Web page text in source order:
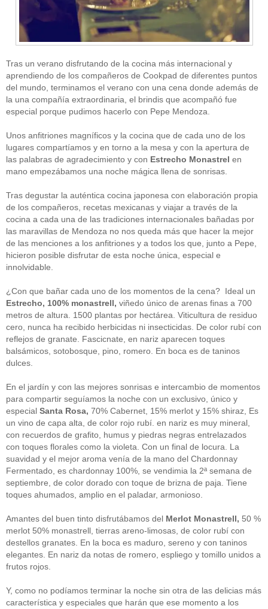
CATEGORÍAS
Alimentos(44)
America(8)
Carnes(3)
cataluña(1)
Cocina(38)
consejos(3)
El Celler de Can Roca(1)
Empresas(12)
ferran adria(10)
formación(1)
Gastronomía
Guipuzcoa
(2)
(1)
Joan Roca(2)
libros (2)
Madrid(4)
mejores-productos (3)
México(1)
Murcia
quesos(3)
Restaurantes
rutas de tapas
(2)
Setas(1)
Sin categoría(348)
solidaridad(1)
tapas (2)
" ALT="RSS" /> SUSCRÍBETE
RSS - Entradas
ADMINISTRAR
Acceder
Tras un verano disfrutando de la cocina más internacional y
aprendiendo de los compañeros de Cookpad de diferentes puntos
del mundo, terminamos el verano con una cena donde además de
la una compañía extraordinaria, el brindis que acompañó fue
especial porque pudimos hacerlo con Pepe Mendoza.
Unos anfitriones magníficos y la cocina que de cada uno de los
lugares compartíamos y en torno a la mesa y con la apertura de
las palabras de agradecimiento y con Estrecho Monastrel en
mano empezábamos una noche mágica llena de sonrisas.
Tras degustar la auténtica cocina japonesa con elaboración propia
de los compañeros, recetas mexicanas y viajar a través de la
cocina a cada una de las tradiciones internacionales bañadas por
las maravillas de Mendoza no nos queda más que hacer la mejor
de las menciones a los anfitriones y a todos los que, junto a Pepe,
hicieron posible disfrutar de esta noche única, especial e
innolvidable.
¿Con que bañar cada uno de los momentos de la cena? Ideal un
Estrecho, 100% monastrell, viñedo único de arenas finas a 700
metros de altura. 1500 plantas por hectárea. Viticultura de residuo
cero, nunca ha recibido herbicidas ni insecticidas. De color rubí con
reflejos de granate. Fascicnate, en nariz aparecen toques
balsámicos, sotobosque, pino, romero. En boca es de taninos
dulces.
En el jardín y con las mejores sonrisas e intercambio de momentos
para compartir seguíamos la noche con un exclusivo, único y
especial Santa Rosa, 70% Cabernet, 15% merlot y 15% shiraz, Es
un vino de capa alta, de color rojo rubí. en nariz es muy mineral,
con recuerdos de grafito, humus y piedras negras entrelazados
con toques florales como la violeta. Con un final de locura. La
suavidad y el mejor aroma venía de la mano del Chardonnay
Fermentado, es chardonnay 100%, se vendimia la 2ª semana de
septiembre, de color dorado con toque de brizna de paja. Tiene
toques ahumados, amplio en el paladar, armonioso.
Amantes del buen tinto disfrutábamos del Merlot Monastrell, 50 %
merlot 50% monastrell, tierras areno-limosas, de color rubí con
destellos granates. En la boca es maduro, sereno y con taninos
elegantes. En nariz da notas de romero, espliego y tomillo unidos a
frutos rojos.
Y, como no podíamos terminar la noche sin otra de las delicias más
característica y especiales que harán que ese momento a los